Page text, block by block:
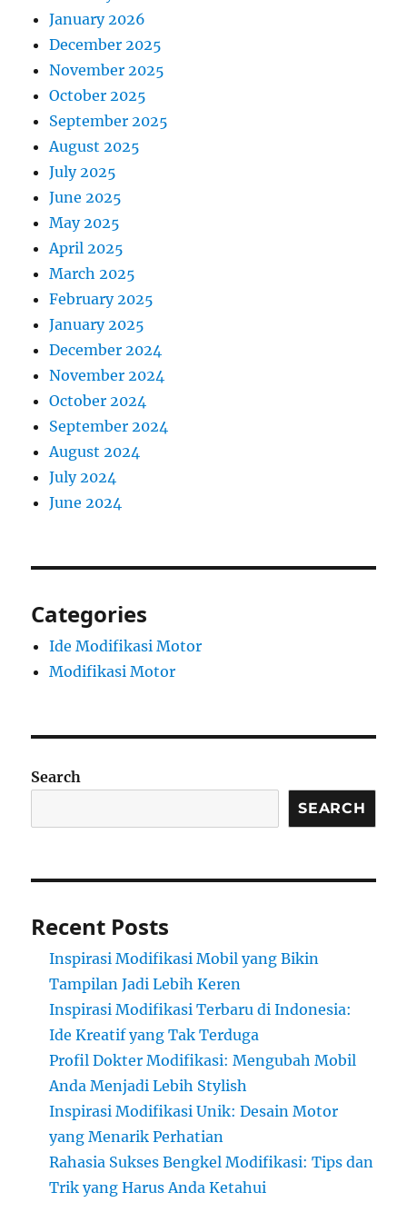
January 2026
December 2025
November 2025
October 2025
September 2025
August 2025
July 2025
June 2025
May 2025
April 2025
March 2025
February 2025
January 2025
December 2024
November 2024
October 2024
September 2024
August 2024
July 2024
June 2024
Categories
Ide Modifikasi Motor
Modifikasi Motor
Search
SEARCH
Recent Posts
Inspirasi Modifikasi Mobil yang Bikin
Tampilan Jadi Lebih Keren
Inspirasi Modifikasi Terbaru di Indonesia:
Ide Kreatif yang Tak Terduga
Profil Dokter Modifikasi: Mengubah Mobil
Anda Menjadi Lebih Stylish
Inspirasi Modifikasi Unik: Desain Motor
yang Menarik Perhatian
Rahasia Sukses Bengkel Modifikasi: Tips dan
Trik yang Harus Anda Ketahui